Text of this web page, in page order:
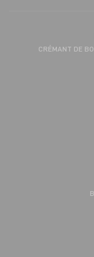
CRÉMANT DE